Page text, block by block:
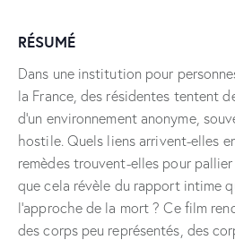
RÉSUMÉ
Dans une institution pour
la France, des résidentes tentent
d’un environnement anonyme,
hostile. Quels liens arrivent-elles
remèdes trouvent-elles pour
que cela révèle du rapport intime
l’approche de la mort ? Ce film
des corps peu représentés, des